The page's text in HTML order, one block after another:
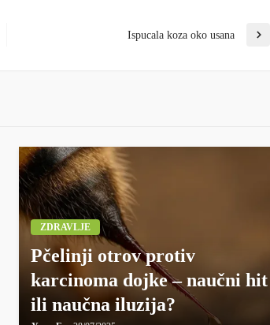
Ispucala koza oko usana
ZDRAVLJE
Pčelinji otrov protiv
karcinoma dojke – naučni hit
ili naučna iluzija?